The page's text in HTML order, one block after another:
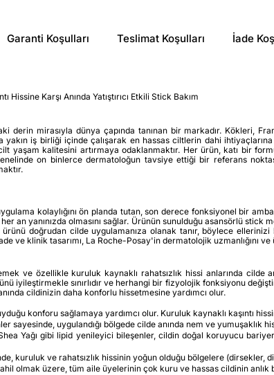
Garanti Koşulları Teslimat Koşulları İade
Karşı Anında Yatıştırıcı Etkili Stick Bakım
derin mirasıyla dünya çapında tanınan bir markadır. Kökleri,
yakın iş birliği içinde çalışarak en hassas ciltlerin dahi
yaşam kalitesini artırmaya odaklanmaktır. Her ürün, katı bir
on binlerce dermatoloğun tavsiye ettiği bir referans
kolaylığını ön planda tutan, son derece fonksiyonel bir
an yanınızda olmasını sağlar. Ürünün sunulduğu asansörlü
doğrudan cilde uygulamanıza olanak tanır, böylece
ve klinik tasarımı, La Roche-Posay'in dermatolojik uzmanlığını
ve özellikle kuruluk kaynaklı rahatsızlık hissi anlarında
iyileştirmekle sınırlıdır ve herhangi bir fizyolojik fonksiyonu
cildinizin daha konforlu hissetmesine yardımcı olur.
konforu sağlamaya yardımcı olur. Kuruluk kaynaklı kaşıntı
sayesinde, uygulandığı bölgede cilde anında nem ve yumuşaklık
Yağı gibi lipid yenileyici bileşenler, cildin doğal koruyucu
kuruluk ve rahatsızlık hissinin yoğun olduğu bölgelere
olmak üzere, tüm aile üyelerinin çok kuru ve hassas cildinin anlık